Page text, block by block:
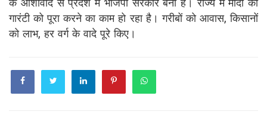
के आशीर्वाद से प्रदेश में भाजपा सरकार बनी है। राज्य में मोदी की
गारंटी को पूरा करने का काम हो रहा है। गरीबों को आवास, किसानों
को लाभ, हर वर्ग के वादे पूरे किए।